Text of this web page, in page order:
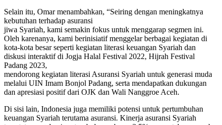
Selain itu, Omar menambahkan, “Seiring dengan meningkatnya
kebutuhan terhadap asuransi
jiwa Syariah, kami semakin fokus untuk menggarap segmen ini.
Oleh karenanya, kami berinisiatif menggelar berbagai kegiatan di
kota-kota besar seperti kegiatan literasi keuangan Syariah dan
diskusi interaktif di Jogja Halal Festival 2022, Hijrah Festival
Padang 2023,
mendorong kegiatan literasi Asuransi Syariah untuk generasi muda
melalui UIN Imam Bonjol Padang, serta mendapatkan dukungan
dan apresiasi positif dari OJK dan Wali Nanggroe Aceh.
Di sisi lain, Indonesia juga memiliki potensi untuk pertumbuhan
keuangan Syariah terutama asuransi. Kinerja asuransi Syariah